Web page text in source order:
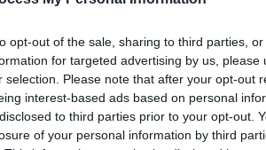
opt-out of the sale, sharing to third parties,
for targeted advertising by us,
selection. Please note that after your opt-out
interest-based ads based on personal
to third parties prior to your opt-out.
of your personal information by third
Ποια ονόματα αναφέρονται
τις υποκλοπές